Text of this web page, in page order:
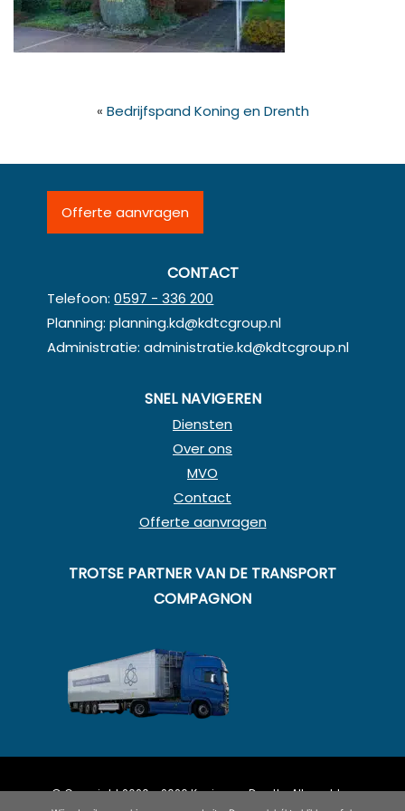
« Bedrijfspand Koning en Drenth
Offerte aanvragen
CONTACT
Telefoon:0597 - 336 200
Planning:planning.kd@kdtcgroup.nl
Administratie:administratie.kd@kdtcgroup.nl
SNEL NAVIGEREN
Diensten
Over ons
MVO
Contact
Offerte aanvragen
TROTSE PARTNER VAN DE TRANSPORT
COMPAGNON
© Copyright 2020 - 2026Koning en Drenth· Alle rechten